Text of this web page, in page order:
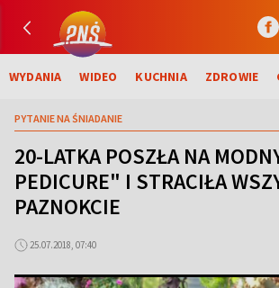
WYDANIA WIDEO KUCHNIA ZDROWIE
PYTANIE NA ŚNIADANIE
20-LATKA POSZŁA NA
PEDICURE" I STRACIŁA
PAZNOKCIE
25.07.2018, 07:40